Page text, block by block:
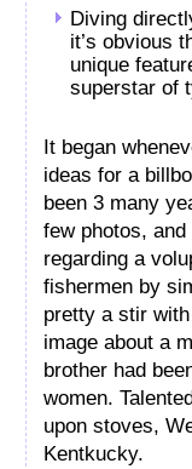
Diving
it’s obvious
unique
superstar of
It began
ideas for a
been 3 many
few photos,
regarding a
fishermen by
pretty a stir
image about a
brother had
women.
upon stoves,
Kentkucky.